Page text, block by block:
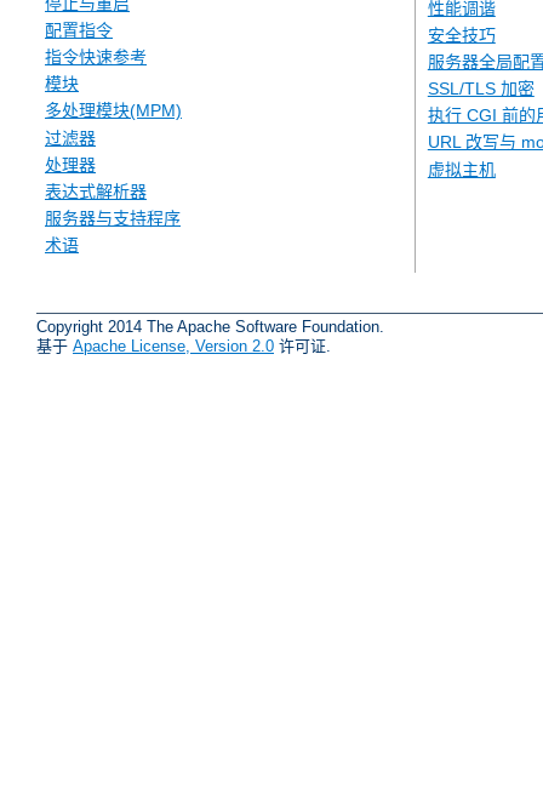
配置指令
指令快速参考
模块
多处理模块(MPM)
过滤器
处理器
表达式解析器
服务器与支持程序
术语
性能调谐
安全技巧
服务器全局配
SSL/TLS 加密
执行 CGI 前的
URL 改写与
虚拟主机
Copyright 2014 The Apache Software Foundation.
基于 Apache License, Version 2.0 许可证.